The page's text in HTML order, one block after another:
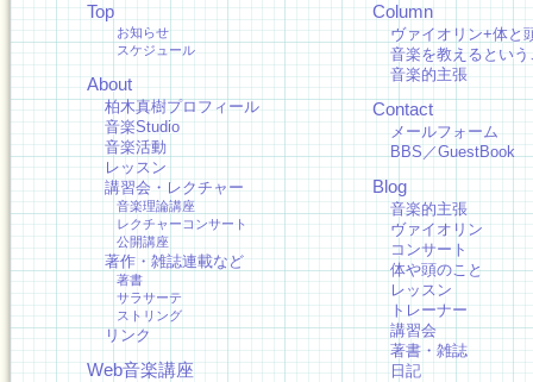
Top
お知らせ
スケジュール
About
柏木真樹プロフィール
音楽Studio
音楽活動
レッスン
講習会・レクチャー
音楽理論講座
レクチャーコンサート
公開講座
著作・雑誌連載など
著書
サラサーテ
ストリング
リンク
Web音楽講座
Column
ヴァイオリン+体と
音楽を教えるという
音楽的主張
Contact
メールフォーム
BBS／GuestBook
Blog
音楽的主張
ヴァイオリン
コンサート
体や頭のこと
レッスン
トレーナー
講習会
著書・雑誌
日記